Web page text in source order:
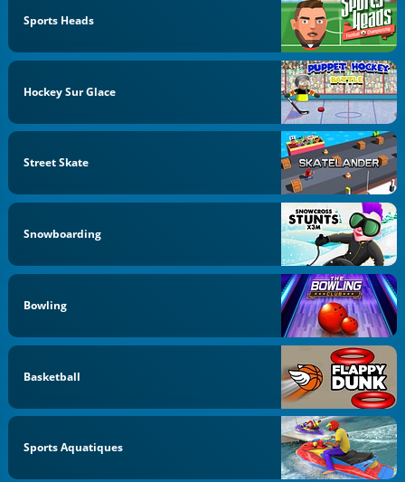
Sports Heads
Hockey Sur Glace
Street Skate
Snowboarding
Bowling
Basketball
Sports Aquatiques